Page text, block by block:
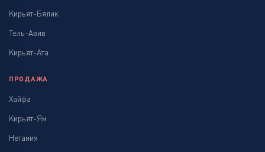
Кирьят-Бялик
Тель-Авив
Кирьят-Ата
ПРОДАЖА
Хайфа
Кирьят-Ям
Нетания